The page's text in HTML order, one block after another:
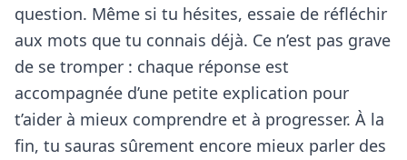
question. Même si tu hésites, essaie de réfléchir
aux mots que tu connais déjà. Ce n’est pas grave
de se tromper : chaque réponse est
accompagnée d’une petite explication pour
t’aider à mieux comprendre et à progresser. À la
fin, tu sauras sûrement encore mieux parler des